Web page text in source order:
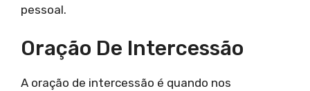
pessoal.
Oração De Intercessão
A oração de intercessão é quando nos